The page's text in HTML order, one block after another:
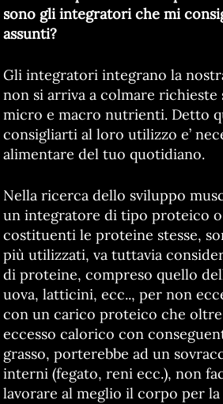
sono gli integratori che mi
assunti?
Gli integratori integrano la
non si arriva a colmare richieste
micro e macro nutrienti. Detto
consigliarti al loro utilizzo e’
alimentare del tuo quotidiano.
Nella ricerca dello sviluppo
un integratore di tipo proteico
costituenti le proteine stesse,
più utilizzati, va tuttavia
di proteine, compreso quello
uova, latticini, ecc.., per non
con un carico proteico che
eccesso calorico con
grasso, porterebbe ad un
interni (fegato, reni ecc.), non
lavorare al meglio il corpo per